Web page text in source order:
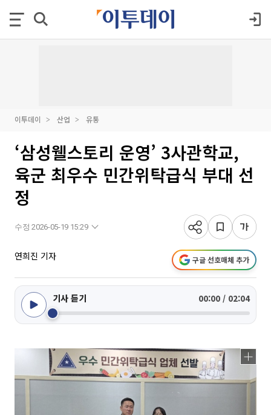
이투데이 산업 유통
‘삼성웰스토리 운영’ 3사관학교,
육군 최우수 민간위탁급식 부대 선
정
수정 2026-05-19 15:29
연희진 기자 구글 선호매체 추가
기사 듣기 00:00 / 02:04